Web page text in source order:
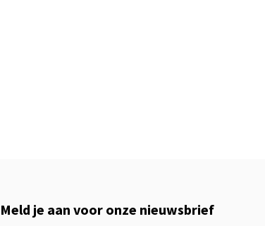
Meld je aan voor onze nieuwsbrief